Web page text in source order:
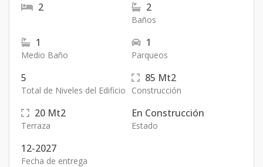
2 2
Baños
1
Medio Baño
1
Parqueos
5
Total de Niveles del Edificio
85 Mt2
Construcción
20 Mt2
Terraza
En Construcción
Estado
12-2027
Fecha de entrega